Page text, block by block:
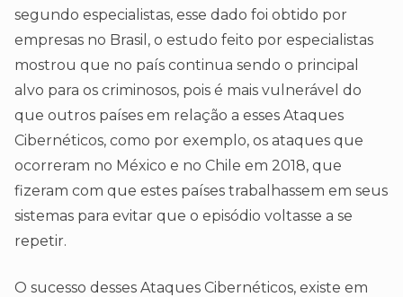
segundo especialistas, esse dado foi obtido por
empresas no Brasil, o estudo feito por especialistas
mostrou que no país continua sendo o principal
alvo para os criminosos, pois é mais vulnerável do
que outros países em relação a esses Ataques
Cibernéticos, como por exemplo, os ataques que
ocorreram no México e no Chile em 2018, que
fizeram com que estes países trabalhassem em seus
sistemas para evitar que o episódio voltasse a se
repetir.
O sucesso desses Ataques Cibernéticos, existe em